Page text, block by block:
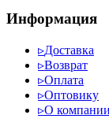
Информация
▹Доставка
▹Возврат
▹Оплата
▹Оптовику
▹О компании